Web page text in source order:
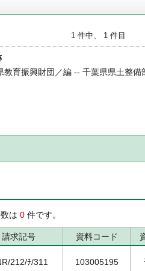
1 件中、 1 件目
教育振興財団／編 -- 千葉県県土整
は 0 件です。
請求記号 資料コード
212/ﾁ/311 103005195